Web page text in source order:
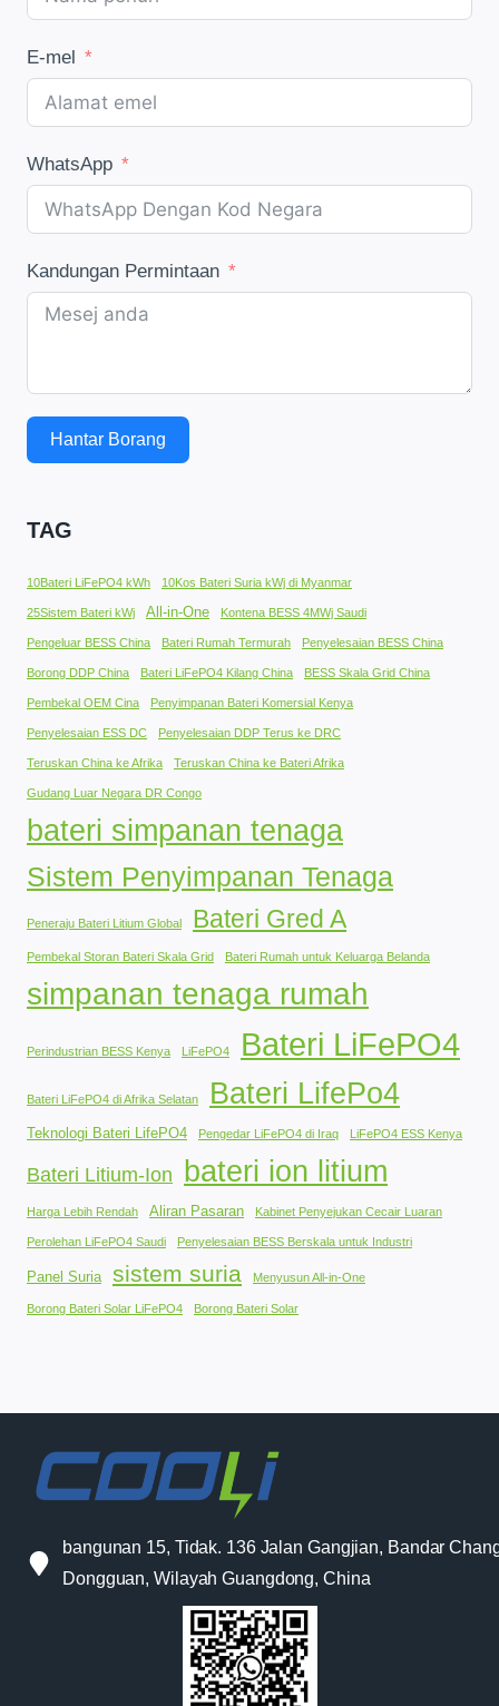
E-mel
WhatsApp
Kandungan Permintaan
Hantar Borang
TAG
10Bateri LiFePO4 kWh 10Kos Bateri Suria kWj di Myanmar
25Sistem Bateri kWj All-in-One Kontena BESS 4MWj Saudi
Pengeluar BESS China Bateri Rumah Termurah Penyelesaian BESS China
Borong DDP China Bateri LiFePO4 Kilang China BESS Skala Grid China
Pembekal OEM Cina Penyimpanan Bateri Komersial Kenya
Penyelesaian ESS DC Penyelesaian DDP Terus ke DRC
Teruskan China ke Afrika Teruskan China ke Bateri Afrika
Gudang Luar Negara DR Congo
bateri simpanan tenaga
Sistem Penyimpanan Tenaga
Peneraju Bateri Litium Global Bateri Gred A
Pembekal Storan Bateri Skala Grid Bateri Rumah untuk Keluarga Belanda
simpanan tenaga rumah
Perindustrian BESS Kenya LiFePO4 Bateri LiFePO4
Bateri LiFePO4 di Afrika Selatan Bateri LifePo4
Teknologi Bateri LifePO4 Pengedar LiFePO4 di Iraq LiFePO4 ESS Kenya
Bateri Litium-Ion bateri ion litium
Harga Lebih Rendah Aliran Pasaran Kabinet Penyejukan Cecair Luaran
Perolehan LiFePO4 Saudi Penyelesaian BESS Berskala untuk Industri
Panel Suria sistem suria Menyusun All-in-One
Borong Bateri Solar LiFePO4 Borong Bateri Solar
bangunan 15, Tidak. 136 Jalan Gangjian, Bandar
Dongguan, Wilayah Guangdong, China